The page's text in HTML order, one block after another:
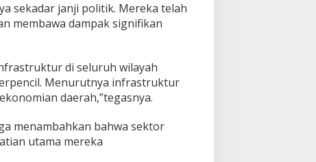
sekadar janji politik. Mereka telah
membawa dampak signifikan
di seluruh wilayah
Menurutnya infrastruktur
daerah,”tegasnya.
menambahkan bahwa sektor
utama mereka